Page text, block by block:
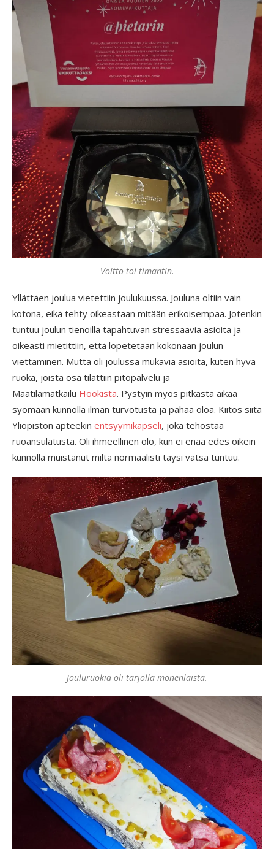
Voitto toi timantin.
Yllättäen joulua vietettiin joulukuussa. Jouluna oltiin vain
kotona, eikä tehty oikeastaan mitään erikoisempaa. Jotenkin
tuntuu joulun tienoilla tapahtuvan stressaavia asioita ja
oikeasti mietittiin, että lopetetaan kokonaan joulun
viettäminen. Mutta oli joulussa mukavia asioita, kuten hyvä
ruoka, joista osa tilattiin pitopalvelu ja
Maatilamatkailu Höökistä. Pystyin myös pitkästä aikaa
syömään kunnolla ilman turvotusta ja pahaa oloa. Kiitos siitä
Yliopiston apteekin entsyymikapseli, joka tehostaa
ruoansulatusta. Oli ihmeellinen olo, kun ei enää edes oikein
kunnolla muistanut miltä normaalisti täysi vatsa tuntuu.
Jouluruokia oli tarjolla monenlaista.